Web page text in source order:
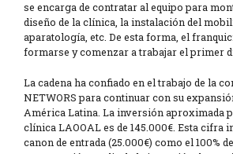
se encarga de contratar al equipo para
diseño de la clínica, la instalación del
aparatología, etc. De esta forma, el
formarse y comenzar a trabajar el primer
La cadena ha confiado en el trabajo de la
NETWORS para continuar con su
América Latina. La inversión aproximada
clínica LAOOAL es de 145.000€. Esta cifra
canon de entrada (25.000€) como el 100%